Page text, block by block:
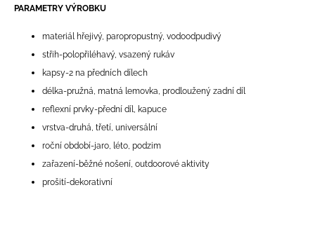
PARAMETRY VÝROBKU
materiál hřejivý, paropropustný, vodoodpudivý
střih-polopřiléhavý, vsazený rukáv
kapsy-2 na předních dílech
délka-pružná, matná lemovka, prodloužený zadní díl
reflexní prvky-přední díl, kapuce
vrstva-druhá, třetí, universální
roční období-jaro, léto, podzim
zařazení-běžné nošení, outdoorové aktivity
prošití-dekorativní